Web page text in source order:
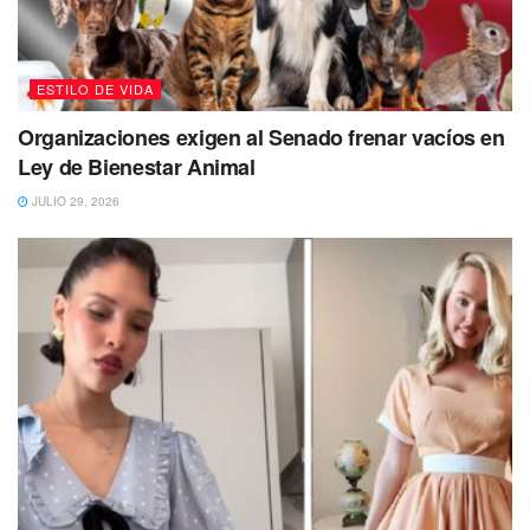
La pirotecnia, al emitir un sonido altamente intenso,
expone a los perritos a un sonido extremo que llegade
forma sorpresiva a su sistema.
Algunos de los estragos
los “cohetes” en el comportamiento de los
perritospor el miedo que les provoca según elInstituto
de Seguridad y Servicios Sociales de los Trabajadores
del Estado, son los siguientes.
ESTILO DE VIDA
Organizaciones exigen al Senado frenar vacíos en
Ley de Bienestar Animal
JULIO 29, 2026